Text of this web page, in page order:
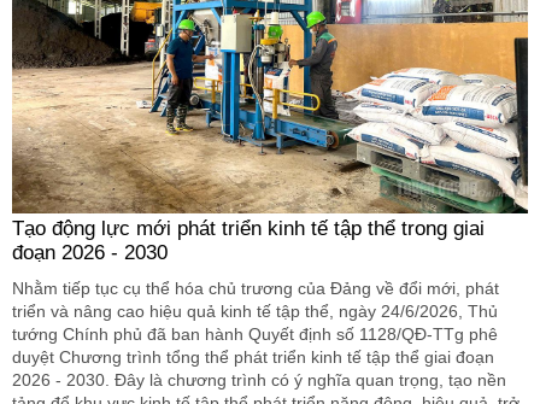
Tạo động lực mới phát triển kinh tế tập thể trong giai
đoạn 2026 - 2030
Nhằm tiếp tục cụ thể hóa chủ trương của Đảng về đổi mới, phát
triển và nâng cao hiệu quả kinh tế tập thể, ngày 24/6/2026, Thủ
tướng Chính phủ đã ban hành Quyết định số 1128/QĐ-TTg phê
duyệt Chương trình tổng thể phát triển kinh tế tập thể giai đoạn
2026 - 2030. Đây là chương trình có ý nghĩa quan trọng, tạo nền